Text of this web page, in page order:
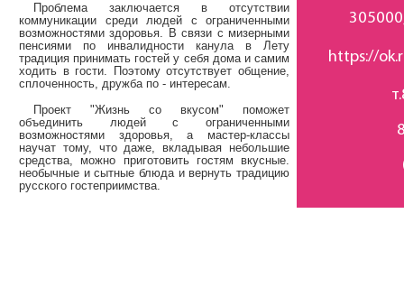
Проблема заключается в отсутствии
коммуникации среди людей с ограниченными
возможностями здоровья. В связи с мизерными
пенсиями по инвалидности канула в Лету
традиция принимать гостей у себя дома и самим
ходить в гости. Поэтому отсутствует общение,
сплоченность, дружба по - интересам.
Проект "Жизнь со вкусом" поможет
объединить людей с ограниченными
возможностями здоровья, а мастер-классы
научат тому, что даже, вкладывая небольшие
средства, можно приготовить гостям вкусные.
необычные и сытные блюда и вернуть традицию
русского гостеприимства.
https://